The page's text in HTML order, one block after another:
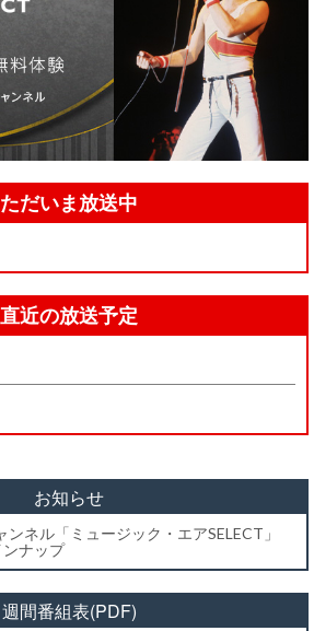
ただいま放送中
直近の放送予定
お知らせ
ネル「ミュージック・エアSELECT」
ナップ
週間番組表(PDF)